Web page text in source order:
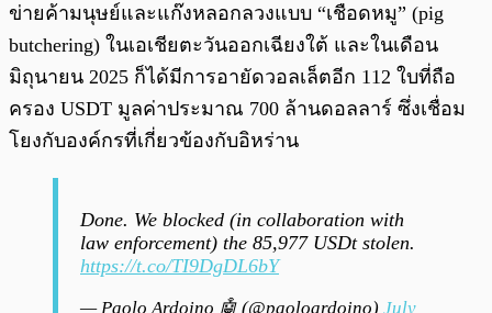
ข่ายค้ามนุษย์และแก๊งหลอกลวงแบบ “เชือดหมู” (pig
butchering) ในเอเชียตะวันออกเฉียงใต้ และในเดือน
มิถุนายน 2025 ก็ได้มีการอายัดวอลเล็ตอีก 112 ใบที่ถือ
ครอง USDT มูลค่าประมาณ 700 ล้านดอลลาร์ ซึ่งเชื่อม
โยงกับองค์กรที่เกี่ยวข้องกับอิหร่าน
Done. We blocked (in collaboration with
law enforcement) the 85,977 USDt stolen.
https://t.co/TI9DgDL6bY
— Paolo Ardoino 🤖 (@paoloardoino) July